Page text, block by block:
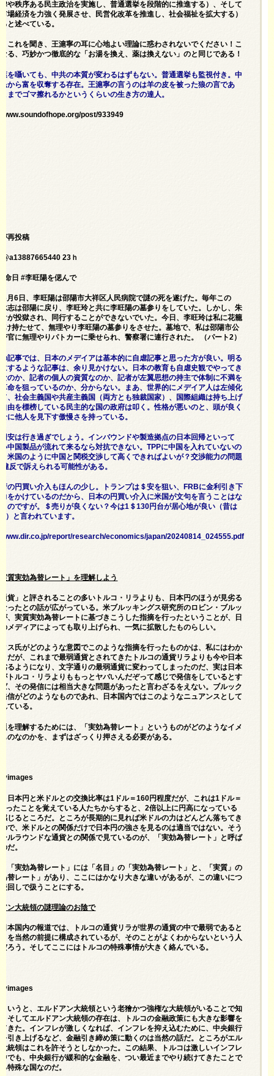
や秩序ある民主政治を実施し、普通選挙を段階的に推進する）、そして
場経済を力強く発展させ、民営化改革を推進し、社会福祉を拡大する）
と述べている。
これを聞き、王滬寧の耳に心地よい理論に惑わされないでください！こ
る、巧妙かつ徹底的な「お湯を換え、薬は換えない」のと同じである！
を囁いても、中共の本質が変わるはずもない。普通選挙も監視付き。中
から富を収奪する存在。王滬寧の言うのは羊の皮を被った狼の言であ
までゴマ擦れるかというくらいの生き方の達人。
www.soundofhope.org/post/933949
再投稿
@a13887665440 23ｈ
命日 #李旺陽を偲んで
6月6日、李旺陽は邵陽市大祥区人民病院で謎の死を遂げた。毎年この
志は邵陽に戻り、李旺玲と共に李旺陽の墓参りをしていた。しかし、朱
が投獄され、同行することができないでいた。今日、李旺玲は私に花籠
け持たせて、無理やり李旺陽の墓参りをさせた。墓地で、私は邵陽市公
官に無理やりパトカーに乗せられ、警察署に連行された。 （パート2）
記事では、日本のメデイアは基本的に自虐記事と思った方が良い。明る
するような記事は、余り見かけない。日本の教育も自虐史観でやってき
のか、記者の個人の資質なのか、記者が左翼思想の持主で体制に不満を
命を狙っているのか、分からない。まあ、世界的にメデイア人は左傾化
、社会主義国や共産主義国（両方とも独裁国家）、国際組織は持ち上げ
由を標榜している民主的な国の政府は叩く。性格が悪いのと、頭が良く
に他人を見下す傲慢さを持っている。
安は行き過ぎでしょう。インバウンドや製造拠点の日本回帰といって
中国製品が流れて来るなら対抗できない。TPPに中国を入れていないの
米国のように中国と関税交渉して高くできればよいが？交渉能力の問題
違反で訴えられる可能性がある。
の円買い介入もほんの少し。トランプは＄安を狙い、FRBに金利引き下
をかけているのだから、日本の円買い介入に米国が文句を言うことはな
のですが。＄売りが良くない？今は1＄130円台が居心地が良い（昔は
）と言われています。
www.dir.co.jp/report/research/economics/japan/20240814_024555.pdf
質実効為替レート」を理解しよう
貨」と評されることの多いトルコ・リラよりも、日本円のほうが見劣る
ったとの話が広がっている。米ブルッキングス研究所のロビン・ブルッ
、実質実効為替レートに基づきこうした指摘を行ったということが、日
メディアによっても取り上げられ、一気に拡散したものらしい。
ス氏がどのような意図でこのような指摘を行ったものかは、私にはわか
だが、これまで最弱通貨とされてきたトルコの通貨リラよりも今や日本
るようになり、文字通りの最弱通貨に変わってしまったのだ、実は日本
トルコ・リラよりももっとヤバいんだぞって感じで発信をしているとす
、その発信には相当大きな問題があったと言わざるをえない。ブルック
信がどのようなものであれ、日本国内ではこのようなニュアンスとして
ている。
を理解するためには、「実効為替レート」というものがどのようなイメ
のなのかを、まずはざっくり押さえる必要がある。
日本円と米ドルとの交換比率は1ドル＝160円程度だが、これは1ドル＝
ったことを覚えている人たちからすると、2倍以上に円高になっている
じるところだ。ところが長期的に見れば米ドルの力はどんどん落ちてき
で、米ドルとの関係だけで日本円の強さを見るのは適当ではない。そう
ルラウンドな通貨との関係で見ているのが、「実効為替レート」と呼ば
だ。
「実効為替レート」には「名目」の「実効為替レート」と、「実質」の
替レート」があり、ここにはかなり大きな違いがあるが、この違いにつ
回しで扱うことにする。
ン大統領の謎理論のお陰で
本国内の報道では、トルコの通貨リラが世界の通貨の中で最弱であると
を当然の前提に構成されているが、そのことがよくわからないという人
ろう。そしてここにはトルコの特殊事情が大きく絡んでいる。
いうと、エルドアン大統領という老獪かつ強権な大統領がいることで知
そしてエルドアン大統領の存在は、トルコの金融政策にも大きな影響を
きた。インフレが激しくなれば、インフレを抑え込むために、中央銀行
引き上げるなど、金融引き締め策に動くのは当然の話だ。ところがエル
統領はこれを許そうとしなかった。この結果、トルコは激しいインフレ
でも、中央銀行が緩和的な金融を、つい最近までやり続けてきたことで
特殊な国なのだ。